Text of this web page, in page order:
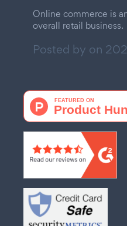
Online commerce is
overall retail business.
Posted by on